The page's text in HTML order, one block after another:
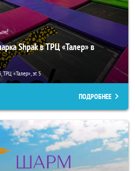
Shpak в ТРЦ «Талер» в
ТРЦ «Талер», эт. 5
ПОДРОБНЕЕ